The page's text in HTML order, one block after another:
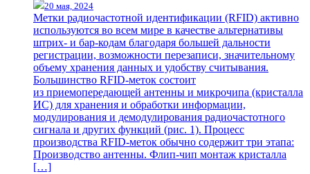
20 мая, 2024
Метки радиочастотной идентификации (RFID) активно
используются во всем мире в качестве альтернативы
штрих- и бар-кодам благодаря большей дальности
регистрации, возможности перезаписи, значительному
объему хранения данных и удобству считывания.
Большинство RFID-меток состоит
из приемопередающей антенны и микрочипа (кристалла
ИС) для хранения и обработки информации,
модулирования и демодулирования радиочастотного
сигнала и других функций (рис. 1). Процесс
производства RFID-меток обычно содержит три этапа:
Производство антенны. Флип-чип монтаж кристалла
[…]